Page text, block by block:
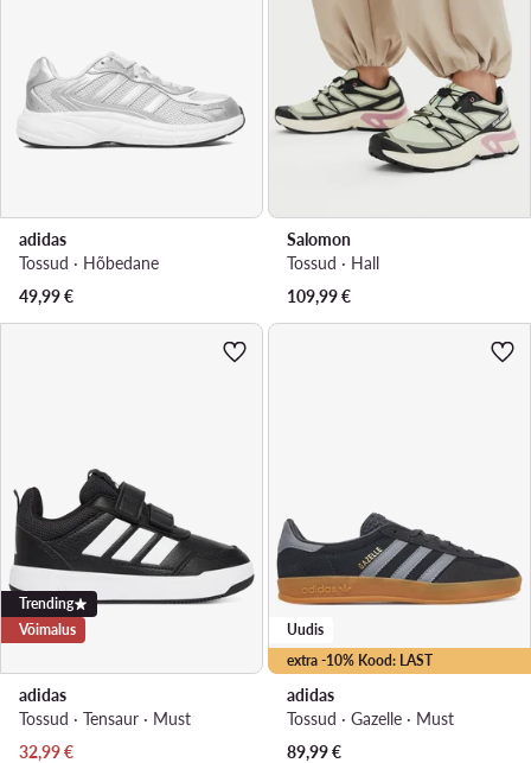
adidas
Tossud · Hõbedane
49,99€
Salomon
Tossud · Hall
109,99€
Trending
Võimalus
adidas
Tossud · Tensaur · Must
Praegune hind
32,99€
extra -10% Kood: LAST
Uudis
adidas
Tossud · Gazelle · Must
89,99€